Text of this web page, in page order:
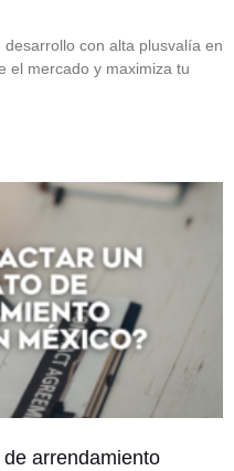
con alta plusvalía en
el mercado y maximiza tu
arrendamiento